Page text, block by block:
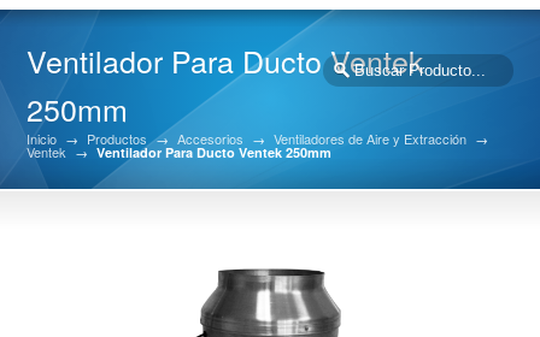
Ventilador Para Ducto Ventek
250mm
Inicio → Productos → Accesorios → Ventiladores de Aire y Extracción →
Ventek → Ventilador Para Ducto Ventek 250mm